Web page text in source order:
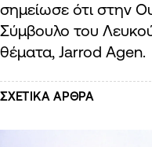
σημείωσε ότι στην
Σύμβουλο του
θέματα, Jarrod Agen.
ΣΧΕΤΙΚΑ ΑΡΘΡΑ